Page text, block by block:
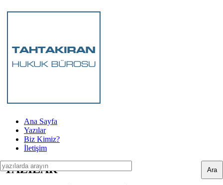
Ana Sayfa
Yazılar
Biz Kimiz?
İletişim
YAZILAR